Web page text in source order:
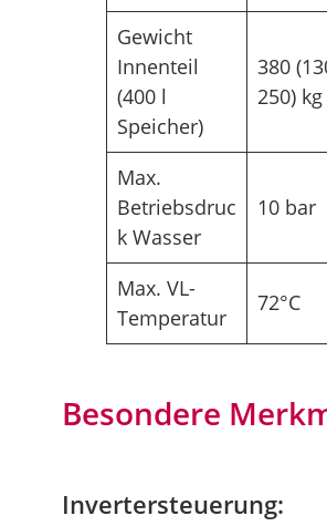
Gewicht
Innenteil
(400 l
Speicher)
380
250) kg
Max.
Betriebsdruc
k Wasser
10 bar
Max. VL-
Temperatur
72°C
Besondere
Invertersteuerung: